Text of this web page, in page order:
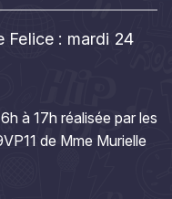
Felice : mardi 24
à 17h réalisée par les
de Mme Murielle